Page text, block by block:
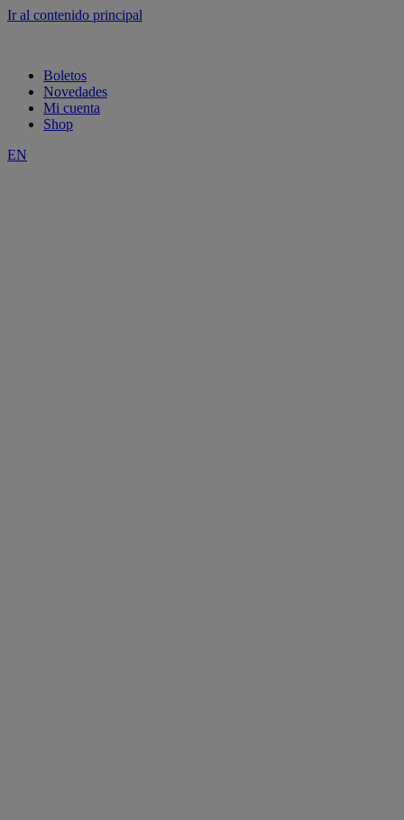
Ir al contenido principal
Boletos
Novedades
Mi cuenta
Shop
EN